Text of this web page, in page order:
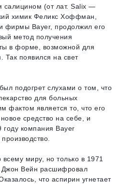
салицином (от лат. Salix —
химик Феликс Хоффман,
фирмы Bayer, продолжил его
метод получения
в форме, возможной для
Так появился на свет
подогрет слухами о том, что
для больных
фактом является то, что его
средство на себе, и
году компания Bayer
миру, но только в 1971
Джон Вейн расшифровал
что аспирин угнетает